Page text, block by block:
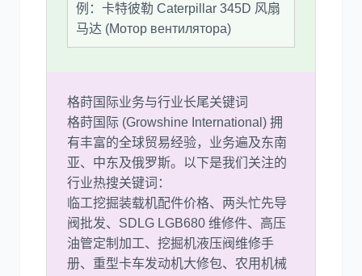
例：卡特彼勒 Caterpillar 345D 风扇
马达 (Мотор вентилятора)
格莳国际业务与行业长尾关键词
格莳国际 (Growshine International) 拥
有丰富的全球贸易经验，业务遍及东南
亚、中东及俄罗斯。以下是我们关注的
行业热搜关键词：
临工挖掘装载机配件价格、两头忙先导
阀批发、SDLG LGB680 维修件、高压
油管定制加工、挖掘机液压阀维修手
册、重型卡车发动机大修包、农用机械